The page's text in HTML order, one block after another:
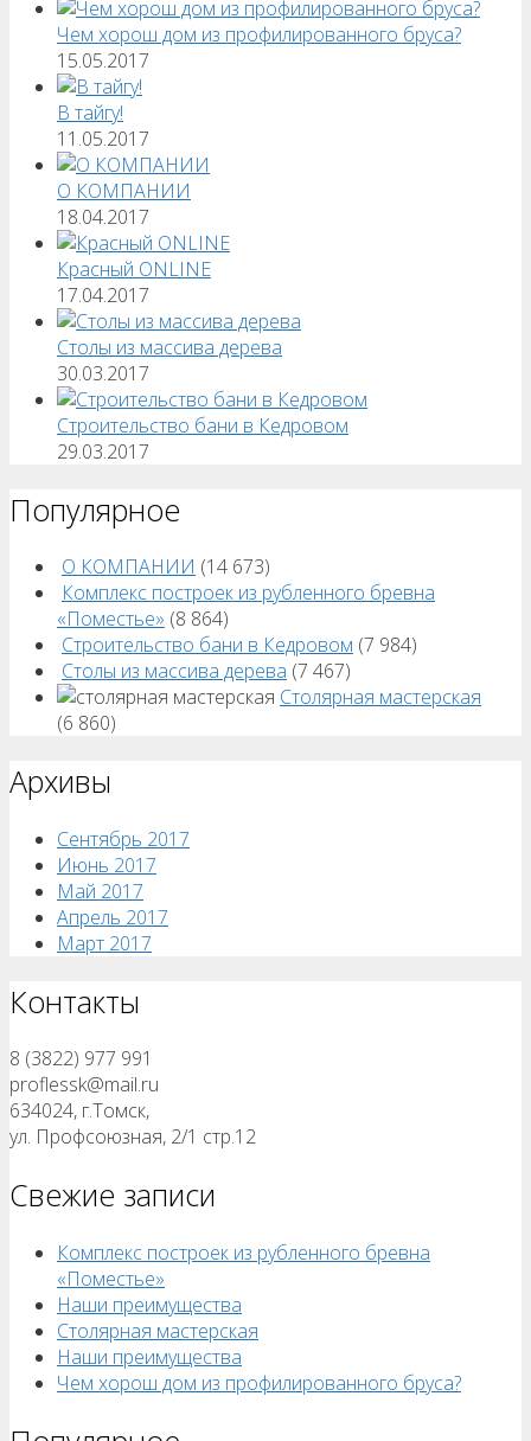
Чем хорош дом из профилированного бруса?
15.05.2017
В тайгу!
11.05.2017
О КОМПАНИИ
18.04.2017
Красный ONLINE
17.04.2017
Столы из массива дерева
30.03.2017
Строительство бани в Кедровом
29.03.2017
Популярное
О КОМПАНИИ (14 673)
Комплекс построек из рубленного бревна
«Поместье» (8 864)
Строительство бани в Кедровом (7 984)
Столы из массива дерева (7 467)
Столярная мастерская
(6 860)
Архивы
Сентябрь 2017
Июнь 2017
Май 2017
Апрель 2017
Март 2017
Контакты
8 (3822) 977 991
proflessk@mail.ru
634024, г.Томск,
ул. Профсоюзная, 2/1 стр.12
Свежие записи
Комплекс построек из рубленного бревна
«Поместье»
Наши преимущества
Столярная мастерская
Наши преимущества
Чем хорош дом из профилированного бруса?